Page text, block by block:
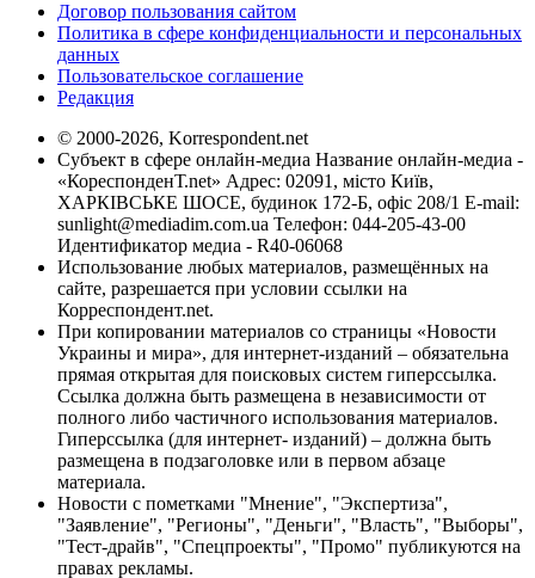
Договор пользования сайтом
Политика в сфере конфиденциальности и персональных
данных
Пользовательское соглашение
Редакция
© 2000-2026, Korrespondent.net
Субъект в сфере онлайн-медиа Название онлайн-медиа -
«КореспонденТ.net» Адрес: 02091, місто Київ,
ХАРКІВСЬКЕ ШОСЕ, будинок 172-Б, офіс 208/1 E-mail:
sunlight@mediadim.com.ua Телефон: 044-205-43-00
Идентификатор медиа - R40-06068
Использование любых материалов, размещённых на
сайте, разрешается при условии ссылки на
Корреспондент.net.
При копировании материалов со страницы «Новости
Украины и мира», для интернет-изданий – обязательна
прямая открытая для поисковых систем гиперссылка.
Ссылка должна быть размещена в независимости от
полного либо частичного использования материалов.
Гиперссылка (для интернет- изданий) – должна быть
размещена в подзаголовке или в первом абзаце
материала.
Новости с пометками "Мнение", "Экспертиза",
"Заявление", "Регионы", "Деньги", "Власть", "Выборы",
"Тест-драйв", "Спецпроекты", "Промо" публикуются на
правах рекламы.